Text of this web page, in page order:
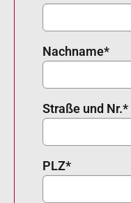
Nachname*
Straße und Nr.*
PLZ*